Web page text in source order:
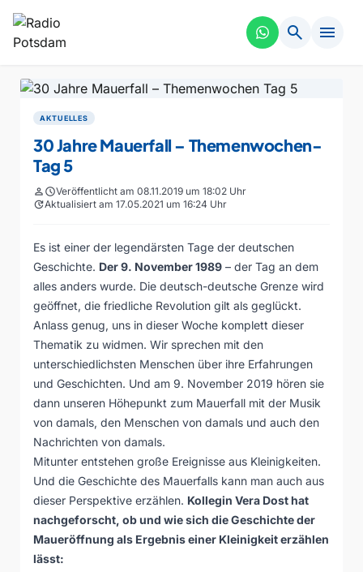
search menu
AKTUELLES
30 Jahre Mauerfall – Themenwochen-
Tag 5
personscheduleVeröffentlicht am 08.11.2019 um 18:02 Uhr
updateAktualisiert am 17.05.2021 um 16:24 Uhr
Es ist einer der legendärsten Tage der deutschen
Geschichte. Der 9. November 1989 – der Tag an dem
alles anders wurde. Die deutsch-deutsche Grenze wird
geöffnet, die friedliche Revolution gilt als geglückt.
Anlass genug, uns in dieser Woche komplett dieser
Thematik zu widmen. Wir sprechen mit den
unterschiedlichsten Menschen über ihre Erfahrungen
und Geschichten. Und am 9. November 2019 hören sie
dann unseren Höhepunkt zum Mauerfall mit der Musik
von damals, den Menschen von damals und auch den
Nachrichten von damals.
Mitunter entstehen große Ereignisse aus Kleinigkeiten.
Und die Geschichte des Mauerfalls kann man auch aus
dieser Perspektive erzählen. Kollegin Vera Dost hat
nachgeforscht, ob und wie sich die Geschichte der
Maueröffnung als Ergebnis einer Kleinigkeit erzählen
lässt: